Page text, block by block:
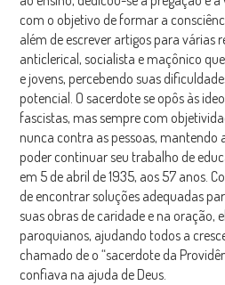
com o objetivo de formar a
além de escrever artigos para várias
anticlerical, socialista e maçônico
e jovens, percebendo suas
potencial. O sacerdote se opôs às
fascistas, mas sempre com
nunca contra as pessoas, mantendo
poder continuar seu trabalho de
em 5 de abril de 1935, aos 57 anos.
de encontrar soluções adequadas
suas obras de caridade e na oração,
paroquianos, ajudando todos a
chamado de o “sacerdote da
confiava na ajuda de Deus.